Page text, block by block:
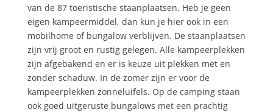
van de 87 toeristische staanplaatsen. Heb je geen
eigen kampeermiddel, dan kun je hier ook in een
mobilhome of bungalow verblijven. De staanplaatsen
zijn vrij groot en rustig gelegen. Alle kampeerplekken
zijn afgebakend en er is keuze uit plekken met en
zonder schaduw. In de zomer zijn er voor de
kampeerplekken zonneluifels. Op de camping staan
ook goed uitgeruste bungalows met een prachtig